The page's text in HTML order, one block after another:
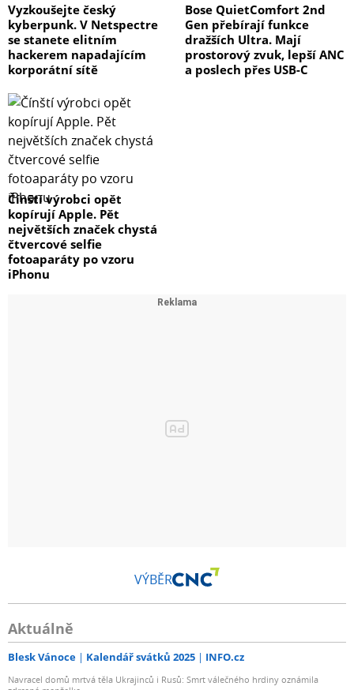
Vyzkoušejte český
kyberpunk. V Netspectre
se stanete elitním
hackerem napadajícím
korporátní sítě
Bose QuietComfort 2nd
Gen přebírají funkce
dražších Ultra. Mají
prostorový zvuk, lepší ANC
a poslech přes USB-C
Čínští výrobci opět
kopírují Apple. Pět
největších značek chystá
čtvercové selfie
fotoaparáty po vzoru
iPhonu
VÝBĚR
Aktuálně
Blesk Vánoce Kalendář svátků 2025 INFO.cz
Navracel domů mrtvá těla Ukrajinců i Rusů: Smrt válečného hrdiny oznámila